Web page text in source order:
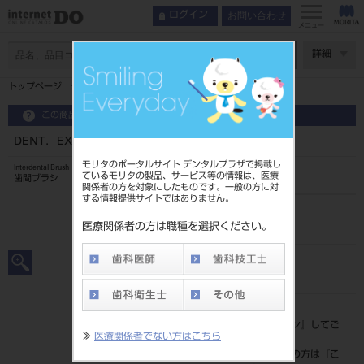
モリタのポータルサイト デンタルプラザで掲載し
ているモリタの製品、サービス等の情報は、医療
関係者の方を対象にしたものです。一般の方に対
する情報提供サイトではありません。
医療関係者の方は職種を選択ください。
≫ 医療関係者でない方はこちら
ログイン お問い合わせ
メニュー
詳細
トップページ DENT．EX 歯間ブラシ 4本入 L
この商品に関するお問い合わせ
DENT．EX 歯間ブラシ 4本入 L
Interdental Brush
歯間ブラシ
205060680L
JAN/EANコード
標準価格
ログイン
』してご
覧ください。
ネット会員登録がまだの方は『
こ